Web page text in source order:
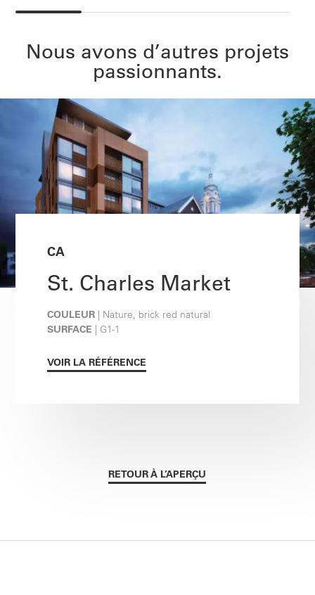
Nous avons d’autres projets
passionnants.
CA
St. Charles Market
COULEUR | Nature, brick red natural
SURFACE | G1-1
VOIR LA RÉFÉRENCE
RETOUR À L’APERÇU